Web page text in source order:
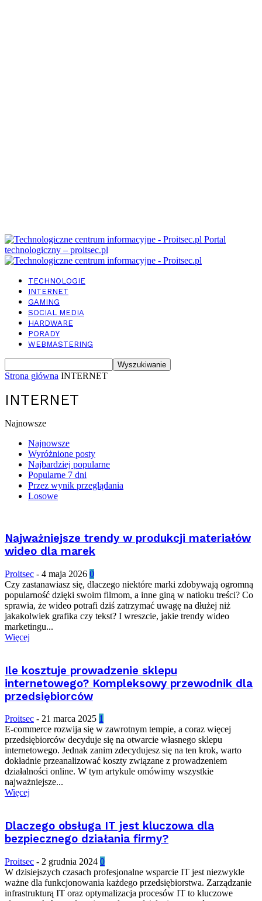
Portal
technologiczny – proitsec.pl
TECHNOLOGIE
INTERNET
GAMING
SOCIAL MEDIA
HARDWARE
PORADY
WEBMASTERING
Strona główna INTERNET
INTERNET
Najnowsze
Najnowsze
Wyróżnione posty
Najbardziej popularne
Popularne 7 dni
Przez wynik przeglądania
Losowe
Najważniejsze trendy w produkcji materiałów
wideo dla marek
Proitsec - 4 maja 2026 0
Czy zastanawiasz się, dlaczego niektóre marki zdobywają ogromną
popularność dzięki swoim filmom, a inne giną w natłoku treści? Co
sprawia, że wideo potrafi dziś zatrzymać uwagę na dłużej niż
jakakolwiek grafika czy tekst? I wreszcie, jakie trendy wideo
marketingu...
Więcej
Ile kosztuje prowadzenie sklepu
internetowego? Kompleksowy przewodnik dla
przedsiębiorców
Proitsec - 21 marca 2025 1
E-commerce rozwija się w zawrotnym tempie, a coraz więcej
przedsiębiorców decyduje się na otwarcie własnego sklepu
internetowego. Jednak zanim zdecydujesz się na ten krok, warto
dokładnie przeanalizować koszty związane z prowadzeniem
działalności online. W tym artykule omówimy wszystkie
najważniejsze...
Więcej
Dlaczego obsługa IT jest kluczowa dla
bezpiecznego działania firmy?
Proitsec - 2 grudnia 2024 0
W dzisiejszych czasach profesjonalne wsparcie IT jest niezwykle
ważne dla funkcjonowania każdego przedsiębiorstwa. Zarządzanie
infrastrukturą IT oraz optymalizacja procesów IT to kluczowe